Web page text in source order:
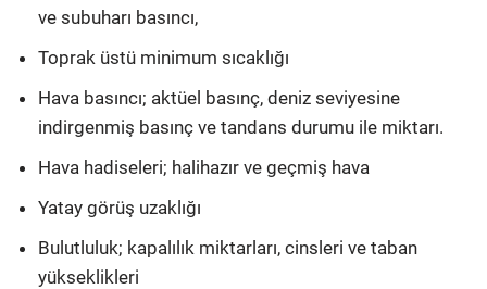
ve subuharı basıncı,
Toprak üstü minimum sıcaklığı
Hava basıncı; aktüel basınç, deniz seviyesine
indirgenmiş basınç ve tandans durumu ile miktarı.
Hava hadiseleri; halihazır ve geçmiş hava
Yatay görüş uzaklığı
Bulutluluk; kapalılık miktarları, cinsleri ve taban
yükseklikleri